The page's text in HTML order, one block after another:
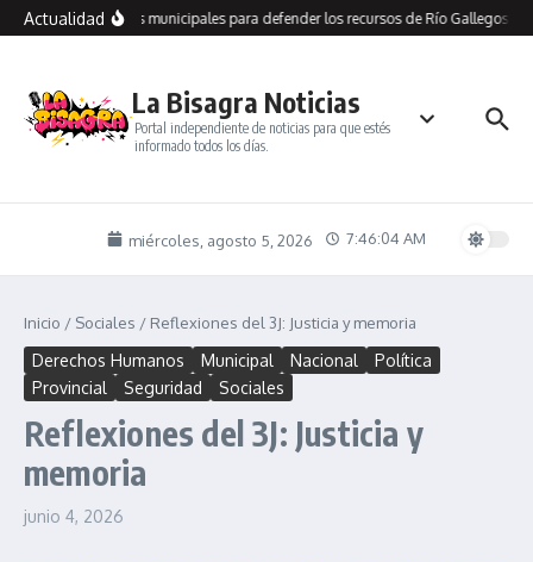
Saltar al contenido
Actualidad
dependencias municipales para defender los recursos de Río Gallegos y
La Bisagra Noticias
Portal independiente de noticias para que estés
informado todos los días.
miércoles, agosto 5, 2026 7:46:04 AM
Inicio / Sociales / Reflexiones del 3J: Justicia y memoria
Derechos Humanos Municipal Nacional
Política
Provincial
Seguridad Sociales
Reflexiones del 3J: Justicia y
memoria
junio 4, 2026